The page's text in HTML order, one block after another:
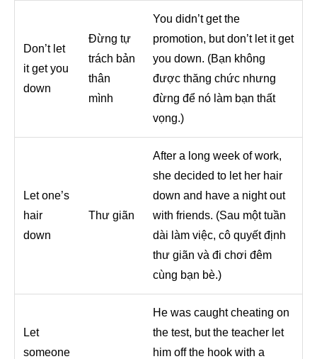
Don’t let
it get you
down
Đừng tự
trách bản
thân
mình
You didn’t get the
promotion, but don’t let it get
you down. (Bạn không
được thăng chức nhưng
đừng để nó làm bạn thất
vọng.)
Let one’s
hair
down
Thư giãn
After a long week of work,
she decided to let her hair
down and have a night out
with friends. (Sau một tuần
dài làm việc, cô quyết định
thư giãn và đi chơi đêm
cùng bạn bè.)
Let
someone
He was caught cheating on
the test, but the teacher let
him off the hook with a